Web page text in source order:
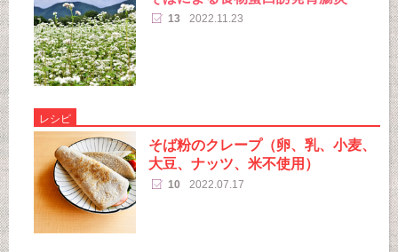
13 2022.11.23
レシピ
そば粉のクレープ（卵、乳、小麦、
大豆、ナッツ、米不使用）
10 2022.07.17